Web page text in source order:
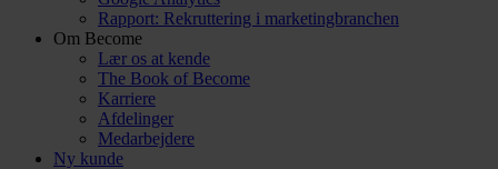
Rapport: Rekruttering i marketingbranchen
Om Become
Lær os at kende
The Book of Become
Karriere
Afdelinger
Medarbejdere
Ny kunde